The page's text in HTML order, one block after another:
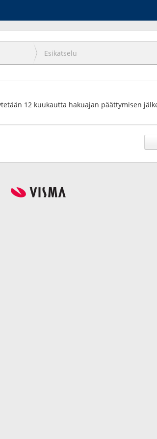
Esikatselu
12 kuukautta hakuajan päättymisen